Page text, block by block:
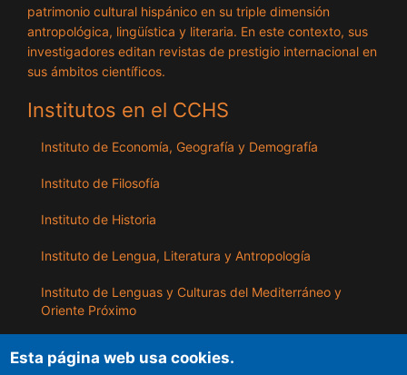
patrimonio cultural hispánico en su triple dimensión
antropológica, lingüística y literaria. En este contexto, sus
investigadores editan revistas de prestigio internacional en
sus ámbitos científicos.
Institutos en el CCHS
Instituto de Economía, Geografía y Demografía
Instituto de Filosofía
Instituto de Historia
Instituto de Lengua, Literatura y Antropología
Instituto de Lenguas y Culturas del Mediterráneo y
Oriente Próximo
Esta página web usa cookies.